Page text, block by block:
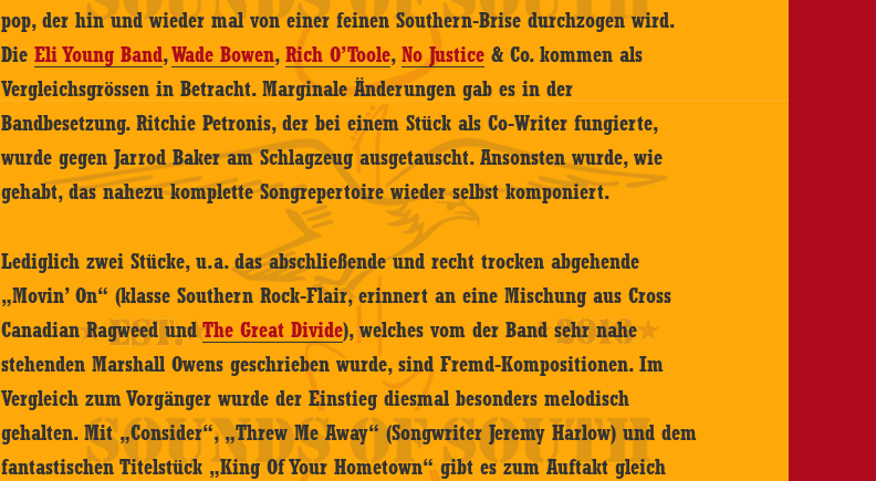
pop, der hin und wieder mal von einer feinen Southern-Brise durchzogen wird.
DieEli Young Band,Wade Bowen,Rich O’Toole,No Justice & Co. kommen als
Vergleichsgrössen in Betracht. Marginale Änderungen gab es in der
Bandbesetzung. Ritchie Petronis, der bei einem Stück als Co-Writer fungierte,
wurde gegen Jarrod Baker am Schlagzeug ausgetauscht. Ansonsten wurde, wie
gehabt, das nahezu komplette Songrepertoire wieder selbst komponiert.
Lediglich zwei Stücke, u.a. das abschließende und recht trocken abgehende
„Movin’ On“ (klasse Southern Rock-Flair, erinnert an eine Mischung aus Cross
Canadian Ragweed undThe Great Divide), welches vom der Band sehr nahe
stehenden Marshall Owens geschrieben wurde, sind Fremd-Kompositionen. Im
Vergleich zum Vorgänger wurde der Einstieg diesmal besonders melodisch
gehalten. Mit „Consider“, „Threw Me Away“ (Songwriter Jeremy Harlow) und dem
fantastischen Titelstück „King Of Your Hometown“ gibt es zum Auftakt gleich